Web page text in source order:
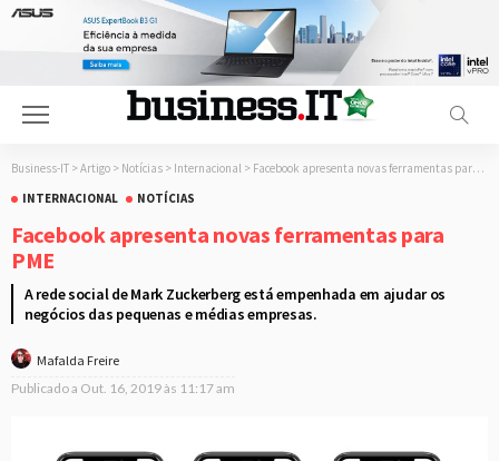
Business-IT > Artigo > Notícias > Internacional > Facebook apresenta novas ferramentas para PME
INTERNACIONAL
NOTÍCIAS
Facebook apresenta novas ferramentas para
PME
A rede social de Mark Zuckerberg está empenhada em ajudar os
negócios das pequenas e médias empresas.
Mafalda Freire
Publicado a Out. 16, 2019 às 11:17 am